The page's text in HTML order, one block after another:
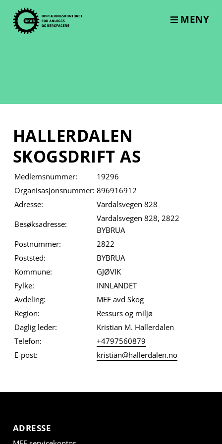
content
MENY
HALLERDALEN
SKOGSDRIFT AS
Medlemsnummer:
19296
Organisasjonsnummer: 896916912
Adresse:
Vardalsvegen 828
Besøksadresse:
Vardalsvegen 828, 2822
BYBRUA
Postnummer:
2822
Poststed:
BYBRUA
Kommune:
GJØVIK
Fylke:
INNLANDET
Avdeling:
MEF avd Skog
Region:
Ressurs og miljø
Daglig leder:
Kristian M. Hallerdalen
Telefon:
+4797560879
E-post:
kristian@hallerdalen.no
ADRESSE